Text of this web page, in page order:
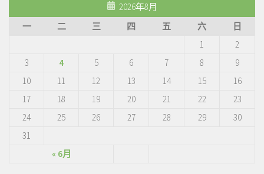
2026年8月
一
二 三 四 五 六 日
« 6月
1
2
3
4 5 6 7 8
9
10
11 12 13 14 15
16
17
18 19 20 21 22
23
24
25 26 27 28 29
30
31